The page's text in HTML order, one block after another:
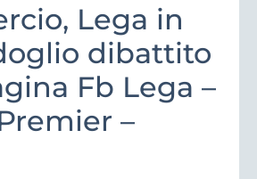
Lega in
dibattito
Fb Lega –
–